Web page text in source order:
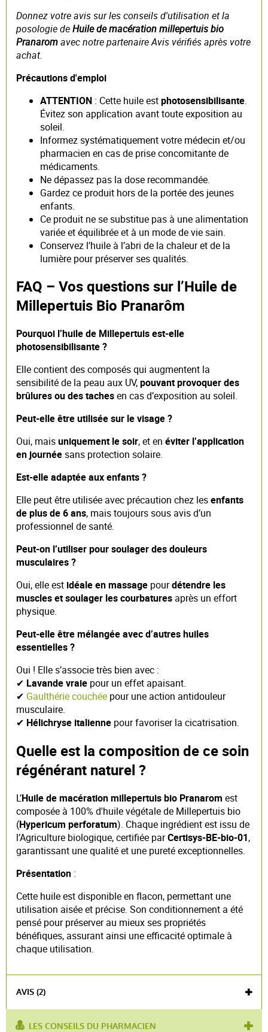
Donnez votre avis sur les conseils d'utilisation et la
posologie deHuile de macération millepertuis bio
Pranaromavec notre partenaire Avis vérifiés après votre
achat.
Précautions d'emploi
ATTENTION : Cette huile estphotosensibilisante.
Évitez son application avant toute exposition au
soleil.
Informez systématiquement votre médecin et/ou
pharmacien en cas de prise concomitante de
médicaments.
Ne dépassez pas la dose recommandée.
Gardez ce produit hors de la portée des jeunes
enfants.
Ce produit ne se substitue pas à une alimentation
variée et équilibrée et à un mode de vie sain.
Conservez l’huile à l’abri de la chaleur et de la
lumière pour préserver ses qualités.
FAQ – Vos questions sur l’Huile de
Millepertuis Bio Pranarôm
Pourquoi l’huile de Millepertuis est-elle
photosensibilisante ?
Elle contient des composés qui augmentent la
sensibilité de la peau aux UV,pouvant provoquer des
brûlures ou des tachesen cas d’exposition au soleil.
Peut-elle être utilisée sur le visage ?
Oui, maisuniquement le soir, et en éviter l’application
en journéesans protection solaire.
Est-elle adaptée aux enfants ?
Elle peut être utilisée avec précaution chez lesenfants
de plus de 6 ans, mais toujours sous avis d’un
professionnel de santé.
Peut-on l’utiliser pour soulager des douleurs
musculaires ?
Oui, elle est idéale en massage pourdétendre les
muscles et soulager les courbatures après un effort
physique.
Peut-elle être mélangée avec d’autres huiles
essentielles ?
Oui ! Elle s’associe très bien avec :
✔ Lavande vraie pour un effet apaisant.
✔ Gaulthérie couchée pour une action antidouleur
musculaire.
✔ Hélichryse italienne pour favoriser la cicatrisation.
Quelle est la composition de ce soin
régénérant naturel ?
L’Huile de macération millepertuis bio Pranarom est
composée à 100% d'huile végétale de Millepertuis bio
(Hypericum perforatum). Chaque ingrédient est issu de
l’Agriculture biologique, certifiée parCertisys-BE-bio-01,
garantissant une qualité et une pureté exceptionnelles.
Présentation :
Cette huile est disponible en flacon, permettant une
utilisation aisée et précise. Son conditionnement a été
pensé pour préserver au mieux ses propriétés
bénéfiques, assurant ainsi une efficacité optimale à
chaque utilisation.
AVIS (2)
LES CONSEILS DU PHARMACIEN